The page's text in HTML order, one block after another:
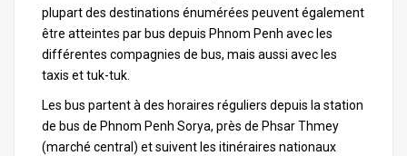
plupart des destinations énumérées peuvent également
être atteintes par bus depuis Phnom Penh avec les
différentes compagnies de bus, mais aussi avec les
taxis et tuk-tuk.
Les bus partent à des horaires réguliers depuis la station
de bus de Phnom Penh Sorya, près de Phsar Thmey
(marché central) et suivent les itinéraires nationaux